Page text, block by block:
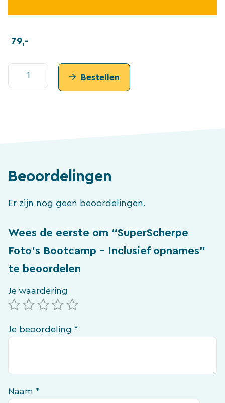
79,-
SuperScherpe
Foto's
Bestellen
Beoordelingen
Er zijn nog geen beoordelingen.
Wees de eerste om “SuperScherpe
Foto’s Bootcamp – Inclusief opnames”
te beoordelen
Je waardering
Je beoordeling *
Naam *